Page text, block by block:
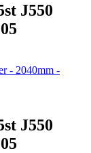
J550
J550